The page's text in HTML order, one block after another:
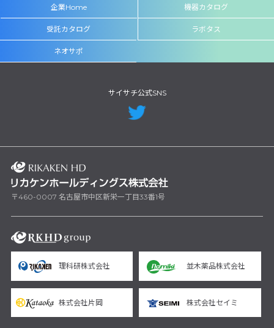
企業Home 機器カタログ
受託カタログ ラボタス
ネオサポ
サイサチ公式SNS
〒460-0007 名古屋市中区新栄一丁目33番1号
理科研株式会社 並木薬品株式会社
株式会社片岡 株式会社セイミ